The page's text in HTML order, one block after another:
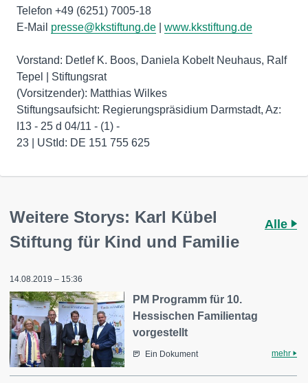
Telefon +49 (6251) 7005-18
E-Mail presse@kkstiftung.de www.kkstiftung.de
Vorstand: Detlef K. Boos, Daniela Kobelt Neuhaus, Ralf
Tepel | Stiftungsrat
(Vorsitzender): Matthias Wilkes
Stiftungsaufsicht: Regierungspräsidium Darmstadt, Az:
I13 - 25 d 04/11 - (1) -
23 | UStId: DE 151 755 625
Weitere Storys: Karl Kübel
Stiftung für Kind und Familie
Alle
14.08.2019 – 15:36
PM Programm für 10.
Hessischen Familientag
vorgestellt
Ein Dokument mehr